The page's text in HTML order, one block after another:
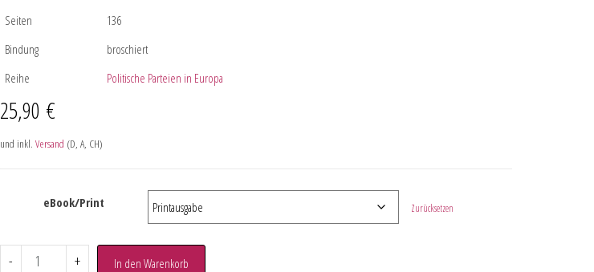
Seiten
136
Bindung
broschiert
Reihe
Politische Parteien in Europa
25,90 €
und inkl. Versand (D, A, CH)
eBook/Print Zurücksetzen
- + In den Warenkorb